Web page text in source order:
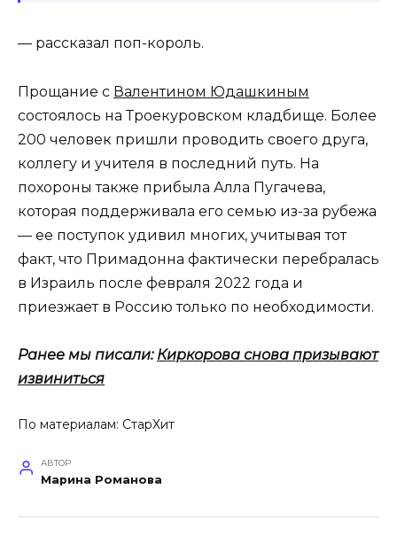
— рассказал поп-король.
Прощание с Валентином Юдашкиным
состоялось на Троекуровском кладбище. Более
200 человек пришли проводить своего друга,
коллегу и учителя в последний путь. На
похороны также прибыла Алла Пугачева,
которая поддерживала его семью из-за рубежа
— ее поступок удивил многих, учитывая тот
факт, что Примадонна фактически перебралась
в Израиль после февраля 2022 года и
приезжает в Россию только по необходимости.
Ранее мы писали: Киркорова снова призывают
извиниться
По материалам: СтарХит
АВТОР
Марина Романова